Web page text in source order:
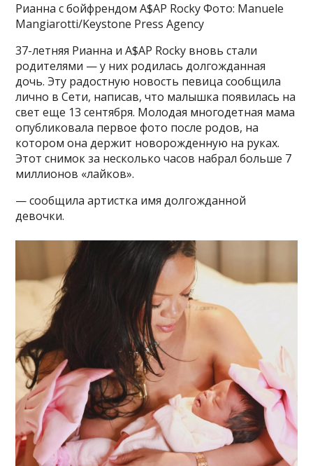
Рианна с бойфрендом A$AP Rocky Фото: Manuele
Mangiarotti/Keystone Press Agency
37-летняя Рианна и A$AP Rocky вновь стали
родителями — у них родилась долгожданная
дочь. Эту радостную новость певица сообщила
лично в Сети, написав, что малышка появилась на
свет еще 13 сентября. Молодая многодетная мама
опубликовала первое фото после родов, на
котором она держит новорожденную на руках.
Этот снимок за несколько часов набрал больше 7
миллионов «лайков».
— сообщила артистка имя долгожданной
девочки.